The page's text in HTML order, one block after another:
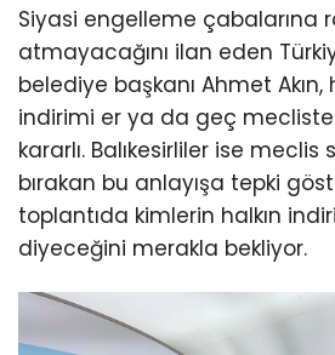
Siyasi engelleme çabalarına
atmayacağını ilan eden
belediye başkanı Ahmet Akın,
indirimi er ya da geç
kararlı. Balıkesirliler ise meclis
bırakan bu anlayışa tepki
toplantıda kimlerin halkın
diyeceğini merakla bekliyor.